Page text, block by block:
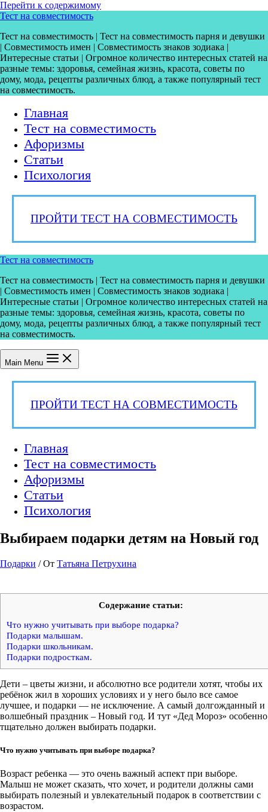
Перейти к содержимому
Тест на совместимость
Тест на совместимость | Тест на совместимость парня и девушки
| Совместимость имен | Совместимость знаков зодиака |
Интересные статьи | Огромное количество интересных статей на
разные темы: здоровья, семейная жизнь, красота, советы по
дому, мода, рецепты различных блюд, а также популярный тест
на совместимость.
Главная
Тест на совместимость
Афоризмы
Статьи
Психология
ПРОЙТИ ТЕСТ НА СОВМЕСТИМОСТЬ
Тест на совместимость
Тест на совместимость | Тест на совместимость парня и девушки
| Совместимость имен | Совместимость знаков зодиака |
Интересные статьи | Огромное количество интересных статей на
разные темы: здоровья, семейная жизнь, красота, советы по
дому, мода, рецепты различных блюд, а также популярный тест
на совместимость.
Main Menu
ПРОЙТИ ТЕСТ НА СОВМЕСТИМОСТЬ
Главная
Тест на совместимость
Афоризмы
Статьи
Психология
Выбираем подарки детям на Новый год
Подарки / От Татьяна Петрухина
Содержание статьи:
Что нужно учитывать при выборе подарка?
Подарки малышам.
Подарки школьникам.
Подарки подросткам.
Дети – цветы жизни, и абсолютно все родители хотят, чтобы их
ребёнок жил в хороших условиях и у него было все самое
лучшее, и подарки — не исключение. А самый долгожданный и
волшебный праздник – Новый год. И тут «Дед Мороз» особенно
тщательно должен выбирать подарки.
Что нужно учитывать при выборе подарка?
Возраст ребенка — это очень важный аспект при выборе.
Малыш не может сказать, что хочет, и родители должны сами
выбирать полезный и увлекательный подарок в соответствии c
возрастом.